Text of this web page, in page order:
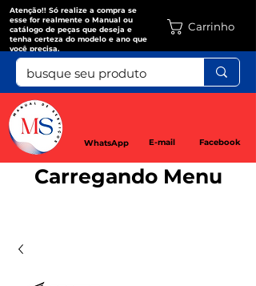
Atenção!! Só realize a compra se
esse for realmente o Manual ou
catálogo de peças que deseja e
tenha certeza do modelo e ano que
você precisa.
WhatsApp E-mail Facebook
Carrinho
Carregando Menu